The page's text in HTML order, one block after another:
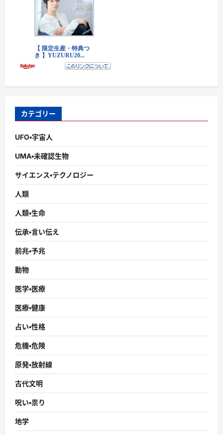
カテゴリー
UFO・宇宙人
UMA・未確認生物
サイエンス・テクノロジー
人類
人類・生命
伝承・言い伝え
前兆・予兆
動物
医学・医療
医療・健康
占い・性格
危機・危険
原発・放射線
古代文明
呪い・祟り
地学